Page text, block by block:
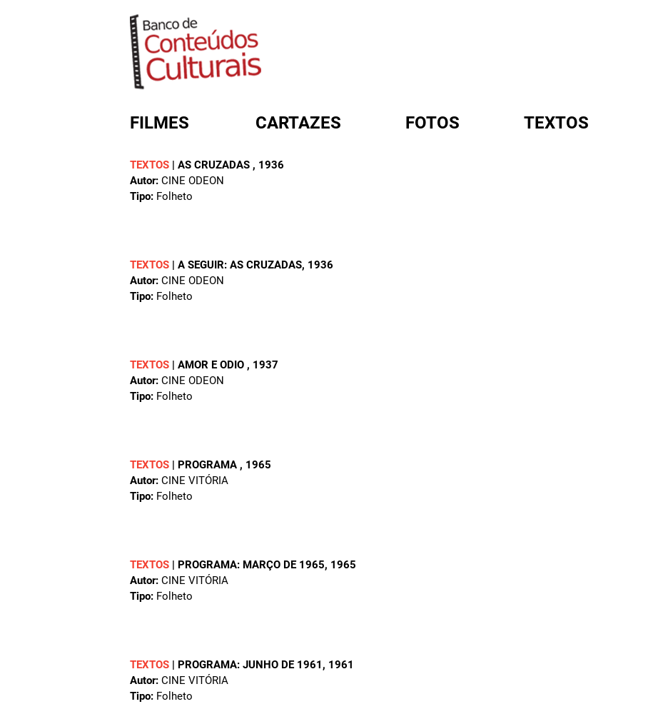
FILMES CARTAZES FOTOS TEXTOS
TEXTOS | AS CRUZADAS , 1936
Autor: CINE ODEON
Tipo: Folheto
TEXTOS | A SEGUIR: AS CRUZADAS, 1936
Autor: CINE ODEON
Tipo: Folheto
TEXTOS | AMOR E ODIO , 1937
Autor: CINE ODEON
Tipo: Folheto
TEXTOS | PROGRAMA , 1965
Autor: CINE VITÓRIA
Tipo: Folheto
TEXTOS | PROGRAMA: MARÇO DE 1965, 1965
Autor: CINE VITÓRIA
Tipo: Folheto
TEXTOS | PROGRAMA: JUNHO DE 1961 , 1961
Autor: CINE VITÓRIA
Tipo: Folheto
FORMULÁRIO DE BUSCA